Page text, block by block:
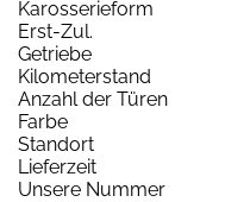
Karosserieform
Erst-Zul.
Getriebe
Kilometerstand
Anzahl der Türen
Farbe
Standort
Lieferzeit
Unsere Nummer